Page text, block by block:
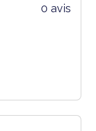
0 avis